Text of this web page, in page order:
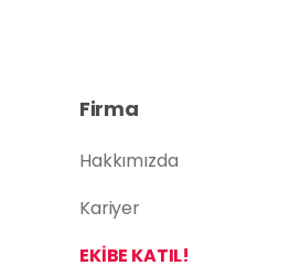
Firma
Hakkımızda
Kariyer
EKİBE KATIL!